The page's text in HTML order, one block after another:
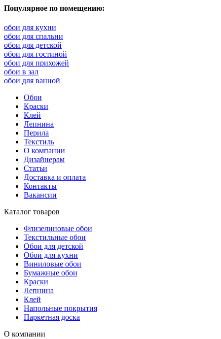
Популярное по помещению:
обои для кухни
обои для спальни
обои для детской
обои для гостиной
обои для прихожей
обои в зал
обои для ванной
Обои
Краски
Клей
Лепнина
Перила
Текстиль
О компании
Дизайнерам
Статьи
Доставка и оплата
Контакты
Вакансии
Каталог товаров
Флизелиновые обои
Текстильные обои
Обои для детской
Обои для кухни
Виниловые обои
Бумажные обои
Краски
Лепнина
Клей
Напольные покрытия
Паркетная доска
О компании